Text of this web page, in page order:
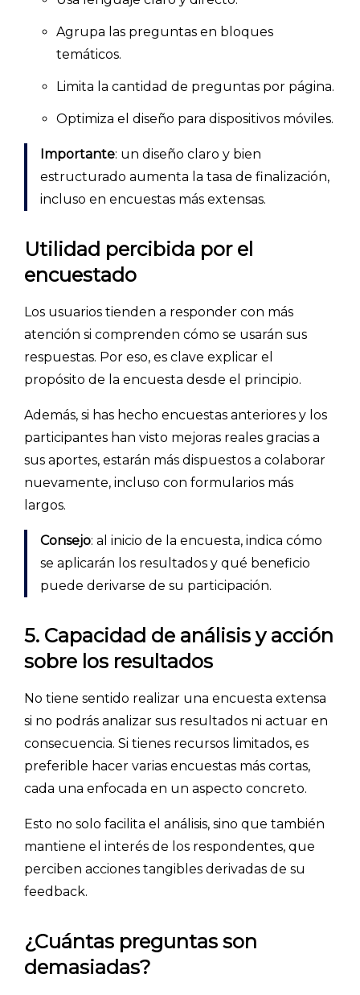
Agrupa las preguntas en bloques
temáticos.
Limita la cantidad de preguntas por página.
Optimiza el diseño para dispositivos móviles.
Importante: un diseño claro y bien
estructurado aumenta la tasa de finalización,
incluso en encuestas más extensas.
Utilidad percibida por el
encuestado
Los usuarios tienden a responder con más
atención si comprenden cómo se usarán sus
respuestas. Por eso, es clave explicar el
propósito de la encuesta desde el principio.
Además, si has hecho encuestas anteriores y los
participantes han visto mejoras reales gracias a
sus aportes, estarán más dispuestos a colaborar
nuevamente, incluso con formularios más
largos.
Consejo: al inicio de la encuesta, indica cómo
se aplicarán los resultados y qué beneficio
puede derivarse de su participación.
5. Capacidad de análisis y acción
sobre los resultados
No tiene sentido realizar una encuesta extensa
si no podrás analizar sus resultados ni actuar en
consecuencia. Si tienes recursos limitados, es
preferible hacer varias encuestas más cortas,
cada una enfocada en un aspecto concreto.
Esto no solo facilita el análisis, sino que también
mantiene el interés de los respondentes, que
perciben acciones tangibles derivadas de su
feedback.
¿Cuántas preguntas son
demasiadas?